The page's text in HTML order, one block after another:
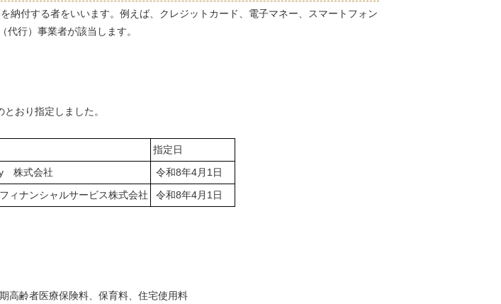
付する者をいいます。例えば、クレジットカード、電子マネー、スマートフォン
行）事業者が該当します。
おり指定しました。
指定日
株式会社
令和8年4月1日
ィナンシャルサービス株式会社 令和8年4月1日
高齢者医療保険料、保育料、住宅使用料